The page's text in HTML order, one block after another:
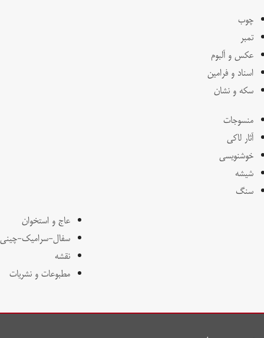
چوب
تمبر
عکس و آلبوم
اسناد و فرامین
سکه و نشان
منسوجات
آثار لاکی
خوشنویسی
شیشه
سنگ
عاج و استخوان
سفال-سرامیک-چینی
نقشه
مطبوعات و نشریات